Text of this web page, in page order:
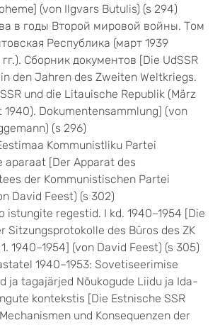
(von Ilgvars Butulis) (s 294)
в годы Второй мировой войны. Том
Республика (март 1939 
гг.). Сборник документов [Die UdSSR
den Jahren des Zweiten Weltkriegs.
und die Litauische Republik (März
1940). Dokumentensammlung] (von
(s 296)
Kommunistliku Partei
aparaat [Der Apparat des
der Kommunistischen Partei
David Feest) (s 302)
istungite regestid. I kd. 1940–1954 [Die
Sitzungsprotokolle des Büros des ZK
1940–1954] (von David Feest) (s 305)
1940–1953: Sovetiseerimise
ja tagajärjed Nõukogude Liidu ja Ida-
kontekstis [Die Estnische SSR
und Konsequenzen der